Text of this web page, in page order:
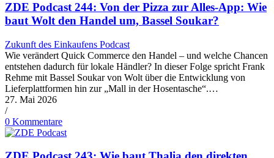
ZDE Podcast 244: Von der Pizza zur Alles-App: Wie
baut Wolt den Handel um, Bassel Soukar?
Zukunft des Einkaufens Podcast
Wie verändert Quick Commerce den Handel – und welche Chancen
entstehen dadurch für lokale Händler? In dieser Folge spricht Frank
Rehme mit Bassel Soukar von Wolt über die Entwicklung von
Lieferplattformen hin zur „Mall in der Hosentasche“.…
27. Mai 2026
/
0 Kommentare